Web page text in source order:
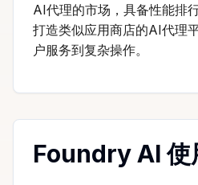
AI代理的市场，具备性能排
打造类似应用商店的AI代理
户服务到复杂操作。
Foundry AI 使